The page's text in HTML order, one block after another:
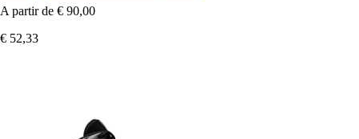
A partir de € 90,00
€ 52,33